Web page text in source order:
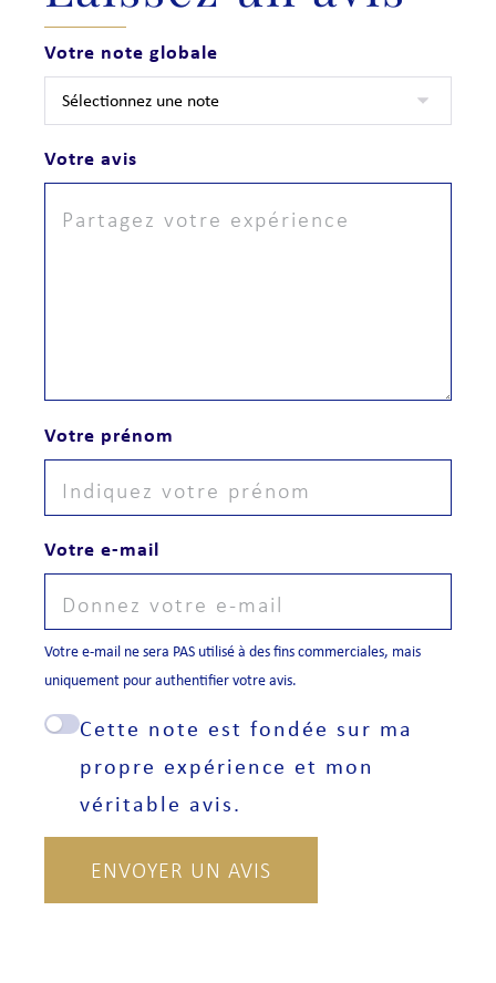
Votre note globale
Votre avis
Votre prénom
Votre e-mail
Votre e-mail ne sera PAS utilisé à des fins commerciales, mais
uniquement pour authentifier votre avis.
Cette note est fondée sur ma
propre expérience et mon
véritable avis.
ENVOYER UN AVIS